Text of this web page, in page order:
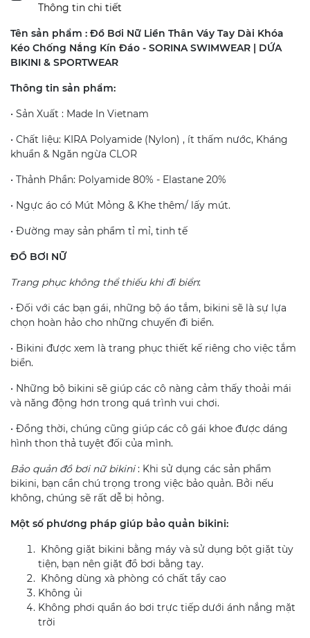
Thông tin chi tiết
Tên sản phẩm : Đồ Bơi Nữ Liền Thân Váy Tay Dài Khóa
Kéo Chống Nắng Kín Đáo - SORINA SWIMWEAR | DỨA
BIKINI & SPORTWEAR
Thông tin sản phẩm:
• Sản Xuất : Made In Vietnam
• Chất liệu: KIRA Polyamide (Nylon) , ít thấm nước, Kháng
khuẩn & Ngăn ngừa CLOR
• Thảnh Phần: Polyamide 80% - Elastane 20%
• Ngực áo có Mút Mỏng & Khe thêm/ lấy mút.
• Đường may sản phẩm tỉ mỉ, tinh tế
ĐỒ BƠI NỮ
Trang phục không thể thiếu khi đi biển:
• Đối với các bạn gái, những bộ áo tắm, bikini sẽ là sự lựa
chọn hoàn hảo cho những chuyến đi biển.
• Bikini được xem là trang phục thiết kế riêng cho việc tắm
biển.
• Những bộ bikini sẽ giúp các cô nàng cảm thấy thoải mái
và năng động hơn trong quá trình vui chơi.
• Đồng thời, chúng cũng giúp các cô gái khoe được dáng
hình thon thả tuyệt đối của mình.
Bảo quản đồ bơi nữ bikini: Khi sử dụng các sản phẩm
bikini, bạn cần chú trọng trong việc bảo quản. Bởi nếu
không, chúng sẽ rất dễ bị hỏng.
Một số phương pháp giúp bảo quản bikini:
Không giặt bikini bằng máy và sử dụng bột giặt tùy
tiện, bạn nên giặt đồ bơi bằng tay.
Không dùng xà phòng có chất tẩy cao
Không ủi
Không phơi quần áo bơi trực tiếp dưới ánh nắng mặt
trời